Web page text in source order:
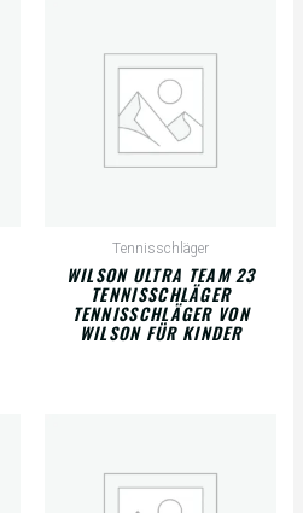
Tennisschläger
WILSON ULTRA TEAM 23
TENNISSCHLÄGER
TENNISSCHLÄGER VON
WILSON FÜR KINDER